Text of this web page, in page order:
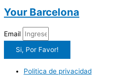
Your Barcelona
Email
Si, Por Favor!
Politica de privacidad